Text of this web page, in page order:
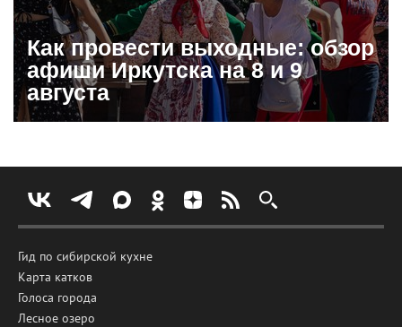
Как провести выходные: обзор
афиши Иркутска на 8 и 9
августа
Гид по сибирской кухне
Карта катков
Голоса города
Лесное озеро